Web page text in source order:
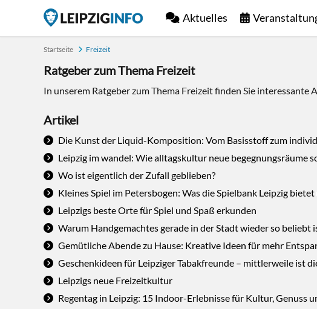
Aktuelles
Startseite Freizeit
Ratgeber zum Thema Freizeit
In unserem Ratgeber zum Thema Freizeit finden Sie interessante
Artikel
Die Kunst der Liquid-Komposition: Vom Basisstoff zum
Leipzig im wandel: Wie alltagskultur neue begegnungsräume
Wo ist eigentlich der Zufall geblieben?
Kleines Spiel im Petersbogen: Was die Spielbank Leipzig
Leipzigs beste Orte für Spiel und Spaß erkunden
Warum Handgemachtes gerade in der Stadt wieder so beliebt
Gemütliche Abende zu Hause: Kreative Ideen für mehr
Geschenkideen für Leipziger Tabakfreunde – mittlerweile ist
Leipzigs neue Freizeitkultur
Regentag in Leipzig: 15 Indoor-Erlebnisse für Kultur, Genuss